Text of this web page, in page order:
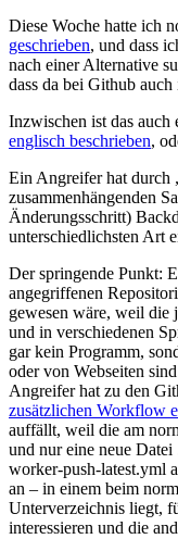
Diese Woche hatte ich
geschrieben, und dass
nach einer Alternative
dass da bei Github
Inzwischen ist das auch
englisch beschrieben,
Ein Angreifer hat durch
zusammenhängenden
Änderungsschritt)
unterschiedlichsten Art
Der springende Punkt:
angegriffenen
gewesen wäre, weil die
und in verschiedenen
gar kein Programm,
oder von Webseiten
Angreifer hat zu den
zusätzlichen Workflow
auffällt, weil die am
und nur eine neue
worker-push-latest.yml
an – in einem beim
Unterverzeichnis liegt,
interessieren und die